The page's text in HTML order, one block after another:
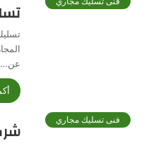
عن…
فنى تسليك مجاري